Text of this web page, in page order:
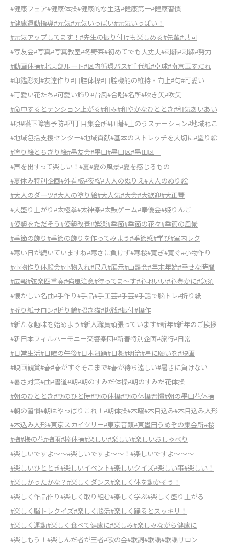
#健康フェア#健康体操#健康的な生活#健康第一#健康習慣
#健康運動指導#元気#元気いっぱい#元気いっぱい！
#元気アップしてます！ #先生の振り付けも楽しめる#先輩#共同
#写友会#写真#写真教室#冬野菜#初めてでも大丈夫#刺繍#刺繡#努力
#動画体操#北東部ルート#区内循環バス#千代紙#卓球#南京玉すだれ
#印鑑彫刻#友達作り#口腔体操#口腔機能の維持・向上#句#可愛い
#可愛い花たち#可愛い飾り#台風#合唱#名所#吹き矢#吹矢
#命中するとテンション上がる#和み#和やかなひととき#和気あいあい
#唄#嚥下障害予防#四丁目集会所#囲碁#土のうステーション#地域ねこ
#地域包括支援センター#地域貢献#基本のストレッチを大切に#塗り絵
#塗り絵とちぎり絵#墨友会#墨田#墨田区#墨田区
#声を出すって楽しい！ #夏#夏の風景#夏を感じるもの
#夏休み特別企画#外看板#夜桜#大人のぬりえ #大人のぬり絵
#大人のダーツ#大人の塗り絵#大人気#大会#大歓迎#大正琴
#大盛り上がり#太極拳#太神楽#太鼓ゲーム#奉優会#姫りんご
#姿勢をただそう#姿勢改善#娯楽#季節#季節の花々#季節の風景
#季節の飾り#季節の飾りを作ってみよう#季節感#学び#室内レク
#寒い日が続いていますね#寒さに負けず#寒桜#寛ぎ#寛ぐ#小物作り
#小物作り体験会#小物入れ#尺八#展示#山嶺会#年末年始#幸せな時間
#広報#弦楽四重奏#強風注意#待ってま～す#心地いい#心豊かに#急須
#懐かしい名曲#手作り#手品#手工芸#手芸#手話で脳トレ#折り紙
#折り紙サロン#折り鶴#招き猫#挑戦#振付#操作
#新たな趣味を始めよう#新人職員頑張っています#新年#新年のご挨拶
#新日本フィルハーモニー交響楽団#新春特別企画#旅行#日常
#日常生活#日曜の午後#日本舞踊#日舞#明治#星に願いを#映画
#映画観賞#春#春がすぐそこまで#春が待ち遠しい#暑さに負けない
#暑さ対策#曲#書道#朝#朝のすみだ体操#朝のすみだ花体操
#朝のひととき#朝のひと時#朝の体操#朝の体操習慣#朝の墨田花体操
#朝の習慣#朝はやっぱりこれ！ #朝体操#木曜#木目込み#木目込み人形
#木込み人形#東京スカイツリー#東京音頭#東墨田うめぞの集会所#桜
#梅#梅の花#梅雨#棒体操#楽しい#楽しい#楽しいおしゃべり
#楽しいですよ～～#楽しいですよ～～！ #楽しいですよ～～～
#楽しいひととき#楽しいイベント#楽しいクイズ#楽しい事#楽しい！
#楽しかったかな？ #楽しくダンス#楽しく体を動かそう！
#楽しく作品作り#楽しく取り組む#楽しく学ぶ#楽しく盛り上がる
#楽しく脳トレクイズ#楽しく脳活#楽しく踊るとスッキリ！
#楽しく運動#楽しく食べて健康に#楽しみ#楽しみながら健康に
#楽しもう！ #楽しんだ者が王者#歌の会#歌詞#歌謡#歌謡サロン